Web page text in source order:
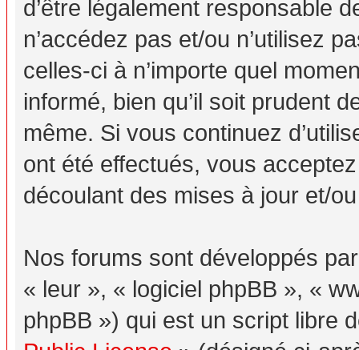
d’être légalement responsable
n’accédez pas et/ou n’utilisez
celles-ci à n’importe quel
informé, bien qu’il soit prudent
même. Si vous continuez
ont été effectués, vous
découlant des mises à jour et/
Nos forums sont développés
« leur », « logiciel phpBB », «
phpBB ») qui est un script libre